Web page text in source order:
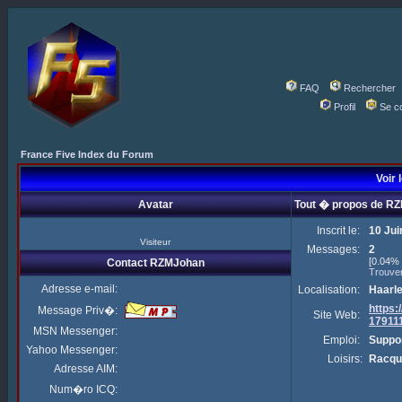
FAQ
Rechercher
Profil
Se
France Five Index du Forum
Voir
Avatar Tout � propos de
Visiteur
Inscrit le:
10
Messages:
2
[0.04%
Localisation:
Site Web:
Emploi:
Loisirs:
Contact RZMJohan
Adresse e-mail:
Message Priv�:
MSN Messenger:
Yahoo Messenger:
Adresse AIM:
Num�ro ICQ: